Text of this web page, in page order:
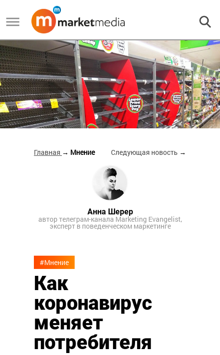
Главная → Мнение Следующая новость →
Анна Шерер
автор телеграм-канала Marketing Evangelist,
эксперт в поведенческом маркетинге
#Мнение
Как
коронавирус
меняет
потребителя